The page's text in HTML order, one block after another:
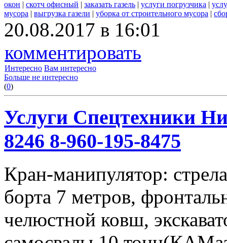
окон | скотч офисный | заказать газель | услуги погрузчика |
мусора | выгрузка газели | уборка от строительного мусора |
20.08.2017 в 16:01
комментировать
Интересно Вам интересно
Больше не интересно
(0)
Услуги Спецтехники
8246 8-960-195-8475
Кран-манипулятор:
борта 7 метров,
челюстной ковш,